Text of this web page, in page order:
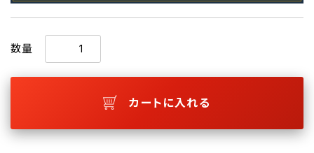
数量
カートに入れる